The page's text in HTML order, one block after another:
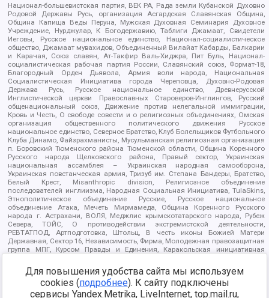
Национал-большевистская партия, ВЕК РА, Рада земли Кубанской Духовно
Родовой Державы Русь, организация Асгардская Славянская Община,
Община Капища Веды Перуна, Мужская Духовная Семинария Духовное
Учреждение, Нурджулар, К Богодержавию, Таблиги Джамаат, Свидетели
Иеговы, Русское национальное единство, Национал-социалистическое
общество, Джамаат мувахидов, Объединенный Вилайат Кабарды, Балкарии
и Карачая, Союз славян, Ат-Такфир Валь-Хиджра, Пит Буль, Национал-
социалистическая рабочая партия России, Славянский союз, Формат-18,
Благородный Орден Дьявола, Армия воли народа, Национальная
Социалистическая Инициатива города Череповца, Духовно-Родовая
Держава Русь, Русское национальное единство, Древнерусской
Инглистической церкви Православных Староверов-Инглингов, Русский
общенациональный союз, Движение против нелегальной иммиграции,
Кровь и Честь, О свободе совести и о религиозных объединениях, Омская
организация общественного политического движения Русское
национальное единство, Северное Братство, Клуб Болельщиков Футбольного
Клуба Динамо, Файзрахманисты, Мусульманская религиозная организация
п. Боровский Тюменского района Тюменской области, Община Коренного
Русского народа Щелковского района, Правый сектор, Украинская
национальная ассамблея – Украинская народная самооборона,
Украинская повстанческая армия, Тризуб им. Степана Бандеры, Братство,
Белый Крест, Misanthropic division, Религиозное объединение
последователей инглиизма, Народная Социальная Инициатива, TulaSkins,
Этнополитическое объединение Русские, Русское национальное
объединение Атака, Мечеть Мирмамеда, Община Коренного Русского
народа г. Астрахани, ВОЛЯ, Меджлис крымскотатарского народа, Рубеж
Севера, ТОЙС, О противодействии экстремистской деятельности,
РЕВТАТПОД, Артподготовка, Штольц, В честь иконы Божией Матери
Державная, Сектор 16, Независимость, Фирма, Молодежная правозащитная
группа МПГ, Курсом Правды и Единения, Каракольская инициативная
Благотворительный пансионат Ак Умут, Русская республика Русь,
Арестантское уголовное единство, Башкорт, Нация и свобода, W.H.С., Фалунь
Дафа, Иртыш Ultras, Русский Патриотический клуб-Новокузнецк/РПК,
Сибирский державный союз, Фонд борьбы с коррупцией, Фонд защиты прав
Для повышения удобства сайта мы используем
cookies (подробнее). К сайту подключены
сервисы Yandex.Metrika, LiveInternet, top.mail.ru,